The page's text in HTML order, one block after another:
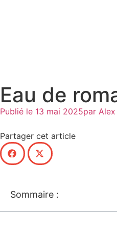
Eau de
Publié le 13 mai 2025par Alex
Partager cet article
Sommaire :